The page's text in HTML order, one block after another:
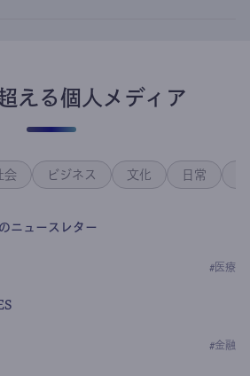
える個人メディア
会 ビジネス 文化 日常
ニュースレター
# 医療
#金融